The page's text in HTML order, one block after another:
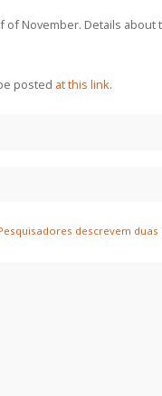
November. Details
posted at this link.
descrevem